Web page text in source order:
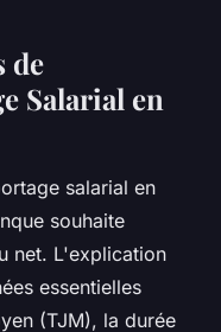
de
Salarial en
salarial en
souhaite
net. L'explication
essentielles
(TJM), la durée